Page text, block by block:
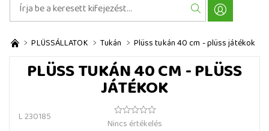
PLÜSSÁLLATOK Tukán Plüss tukán 40 cm - plüss játékok
PLÜSS TUKÁN 40 CM - PLÜSS
JÁTÉKOK
L 230185
Nincs értékelés